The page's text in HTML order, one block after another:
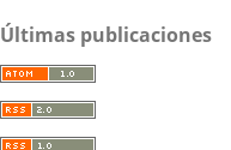
Últimas publicaciones